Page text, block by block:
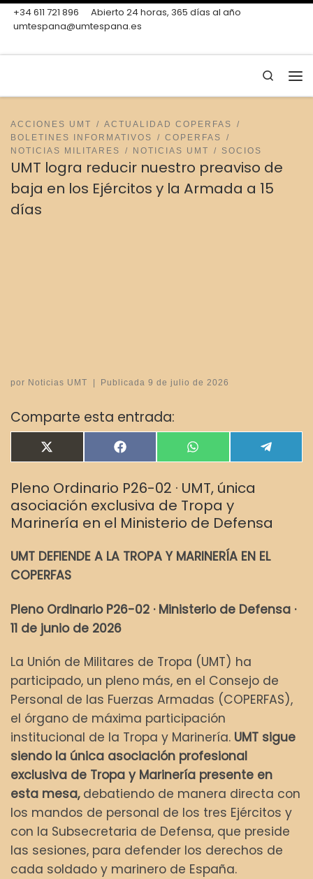
Skip to content
+34 611 721 896
Abierto 24 horas, 365 días al año
umtespana@umtespana.es
Search
ACCIONES UMT
ACTUALIDAD COPERFAS
BOLETINES INFORMATIVOS
COPERFAS
NOTICIAS MILITARES
NOTICIAS UMT SOCIOS
UMT logra reducir nuestro preaviso de
baja en los Ejércitos y la Armada a 15
días
por Noticias UMT Publicada9 de julio de 2026
Comparte esta entrada:
Compartir en
X
(
w
i
t
t
r
)
Compartir en
F
a
e
b
o
o
Compartir en
W
h
t
s
A
p
e
a
Pleno Ordinario P26-02 · UMT, única
asociación exclusiva de Tropa y
Marinería en el Ministerio de Defensa
UMT DEFIENDE A LA TROPA Y MARINERÍA EN EL
COPERFAS
Pleno Ordinario P26-02 · Ministerio de Defensa ·
11 de junio de 2026
La Unión de Militares de Tropa (UMT) ha
participado, un pleno más, en el Consejo de
Personal de las Fuerzas Armadas (COPERFAS),
el órgano de máxima participación
institucional de la Tropa y Marinería. UMT sigue
siendo la única asociación profesional
exclusiva de Tropa y Marinería presente en
esta mesa,debatiendo de manera directa con
los mandos de personal de los tres Ejércitos y
con la Subsecretaria de Defensa, que preside
las sesiones, para defender los derechos de
cada soldado y marinero de España.